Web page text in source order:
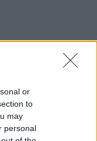
or
to
may
personal